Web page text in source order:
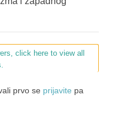
click here to view all
prvo se prijavite pa